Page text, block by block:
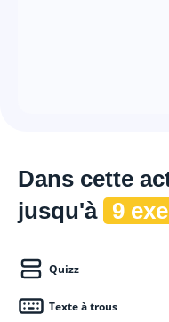
Dans cette
jusqu'à 9
Quizz
Texte à trous